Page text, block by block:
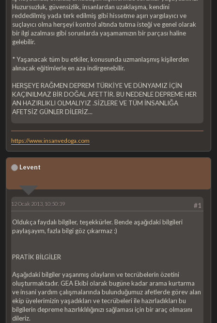
Huzursuzluk, güvensizlik, insanlardan uzaklaşma, kendini
reddedilmiş yada terk edilmiş gibi hissetme aşırı yargılayıcı ve
suçlayıcı olma herşeyi kontrol altında tutma isteği ve genel olarak
bir ilgi azalması gibi sorunlarda yaşamamızın bir parçası haline
gelebilir.
* Yaşanacak tüm bu etkiler, konusunda uzmanlaşmış kişilerden
alınacak eğitimlerle en aza indirgenebilir.
HERŞEYE RAĞMEN DEPREM TÜRKİYE VE DÜNYAMIZ İÇİN
KAÇINILMAZ BİR DOĞAL AFETTİR. BU NEDENLE DEPREME HER
AN HAZIRLIKLI OLMALIYIZ .SİZLERE VE TÜM İNSANLIĞA
AFETSİZ GÜNLER DİLERİZ...
https://www.insanvedoga.com
Levent
#1
12 Ocak 2013, 10:50:39
Oldukça faydalı bilgiler, teşekkürler. Bende aşağıdaki bilgileri
paylaşayım, fazla bilgi göz çıkarmaz :)
PRATİK BİLGİLER
Aşağıdaki bilgiler yaşanmış olayların ve tecrübelerin özetini
oluşturmaktadır. GEA Ekibi olarak bugüne kadar arama kurtarma
ve insani yardım çalışmalarında bulunduğumuz afetlerde görev alan
ekip üyelerimizin yaşadıkları ve tecrübeleri ile hazırladıkları bu
bilgilerin depreme hazırlıklılığınızı sağlaması için bir araç olmasını
dileriz.